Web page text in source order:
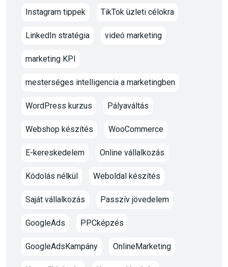
Instagram tippek TikTok üzleti célokra
LinkedIn stratégia videó marketing
marketing KPI
mesterséges intelligencia a marketingben
WordPress kurzus Pályaváltás
Webshop készítés WooCommerce
E-kereskedelem Online vállalkozás
Kódolás nélkül Weboldal készítés
Saját vállalkozás Passzív jövedelem
GoogleAds PPCképzés
GoogleAdsKampány OnlineMarketing